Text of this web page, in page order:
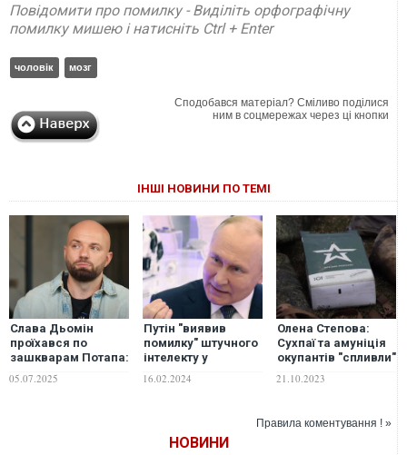
Повідомити про помилку - Виділіть орфографічну
помилку мишею і натисніть Ctrl + Enter
чоловік мозг
Сподобався матеріал? Сміливо поділися
ним в соцмережах через ці кнопки
ІНШІ НОВИНИ ПО ТЕМІ
Слава Дьомін
проїхався по
зашкварам Потапа:
"Він
цілеспрямовано
05.07.2025
Путін "виявив
помилку" штучного
інтелекту у
дослідженні
людського мозку
16.02.2024
Олена Степова:
Сухпаї та амуніція
окупантів "спливли"
на ринках ОРДЛО
21.10.2023
Правила коментування ! »
НОВИНИ